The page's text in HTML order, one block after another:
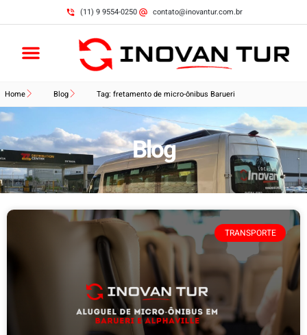
(11) 9 9554-0250 contato@inovantur.com.br
Home Blog Tag: fretamento de micro-ônibus Barueri
Blog
TRANSPORTE